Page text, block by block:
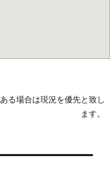
る場合は現況を優先と致し
ます。